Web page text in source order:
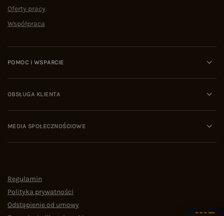
Oferty pracy
Współpraca
POMOC I WSPARCIE
OBSŁUGA KLIENTA
MEDIA SPOŁECZNOŚCIOWE
Regulamin
Polityka prywatności
Odstąpienie od umowy